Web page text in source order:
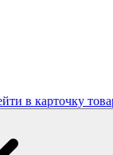
в карточку